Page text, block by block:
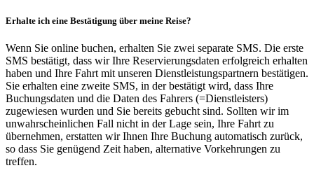
Erhalte ich eine Bestätigung über meine Reise?
Wenn Sie online buchen, erhalten Sie zwei separate SMS. Die erste
SMS bestätigt, dass wir Ihre Reservierungsdaten erfolgreich erhalten
haben und Ihre Fahrt mit unseren Dienstleistungspartnern bestätigen.
Sie erhalten eine zweite SMS, in der bestätigt wird, dass Ihre
Buchungsdaten und die Daten des Fahrers (=Dienstleisters)
zugewiesen wurden und Sie bereits gebucht sind. Sollten wir im
unwahrscheinlichen Fall nicht in der Lage sein, Ihre Fahrt zu
übernehmen, erstatten wir Ihnen Ihre Buchung automatisch zurück,
so dass Sie genügend Zeit haben, alternative Vorkehrungen zu
treffen.